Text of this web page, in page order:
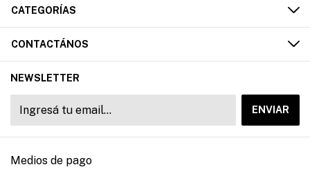
CATEGORÍAS
CONTACTÁNOS
NEWSLETTER
Medios de pago